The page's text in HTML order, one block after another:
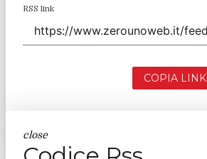
RSS link
COPIA LINK
close